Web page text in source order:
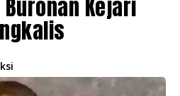
Kejari